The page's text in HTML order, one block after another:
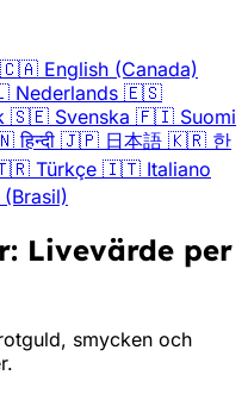
🇨🇦 English (Canada)
Nederlands 🇪🇸
🇸🇪 Svenska 🇫🇮 Suomi
हिन्दी 🇯🇵 日本語 🇰🇷 한
Türkçe 🇮🇹 Italiano
Livevärde per
smycken och